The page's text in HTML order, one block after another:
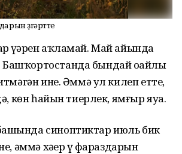
үҙгәртте
үҙҙәрен аҡламай. Май айында
Башҡортостанда бындай оҙайлы
итмәгән ине. Әммә ул килеп етте,
көн һайын тиерлек, ямғыр яуа.
синоптиктар июль бик
әммә хәҙер үҙ фараздарын